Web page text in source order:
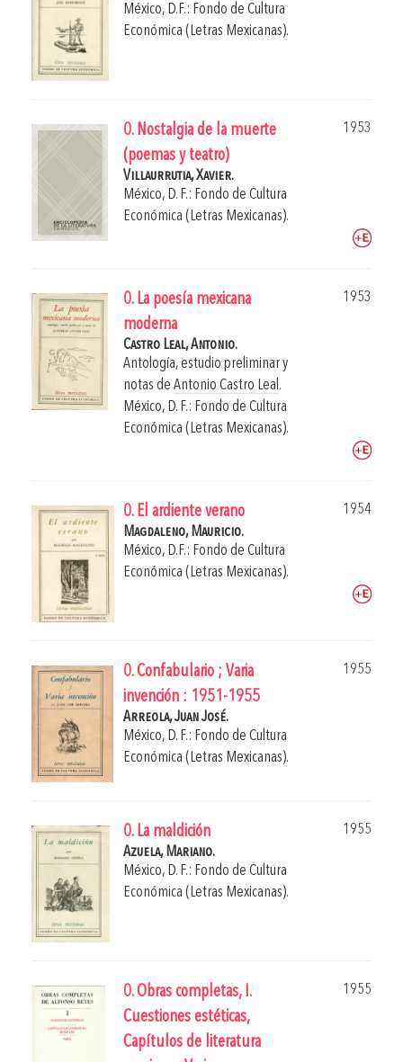
México, D.F.: Fondo de Cultura
Económica (Letras Mexicanas).
0. Nostalgia de la muerte
(poemas y teatro)
1953
Villaurrutia, Xavier.
México, D. F.: Fondo de Cultura
Económica (Letras Mexicanas).
0. La poesía mexicana
moderna
1953
Castro Leal, Antonio.
Antología, estudio preliminar y
notas de Antonio Castro Leal .
México, D. F.: Fondo de Cultura
Económica (Letras Mexicanas).
0. El ardiente verano
1954
Magdaleno, Mauricio.
México, D.F.: Fondo de Cultura
Económica (Letras Mexicanas).
0. Confabulario ; Varia
invención : 1951-1955
1955
Arreola, Juan José.
México, D. F.: Fondo de Cultura
Económica (Letras Mexicanas).
0. La maldición
1955
Azuela, Mariano.
México, D. F.: Fondo de Cultura
Económica (Letras Mexicanas).
0. Obras completas, I.
Cuestiones estéticas,
Capítulos de literatura
1955